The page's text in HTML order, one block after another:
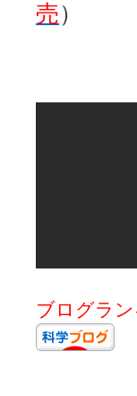
売）
ブログラ